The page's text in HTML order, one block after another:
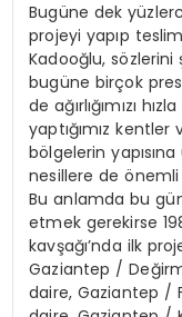
Bugüne dek
projeyi yapıp
Kadooğlu, sözlerini
bugüne birçok
de ağırlığımızı
yaptığımız
bölgelerin
nesillere de önemli
Bu anlamda bu
etmek gerekirse
kavşağı’nda ilk
Gaziantep /
daire, Gaziantep /